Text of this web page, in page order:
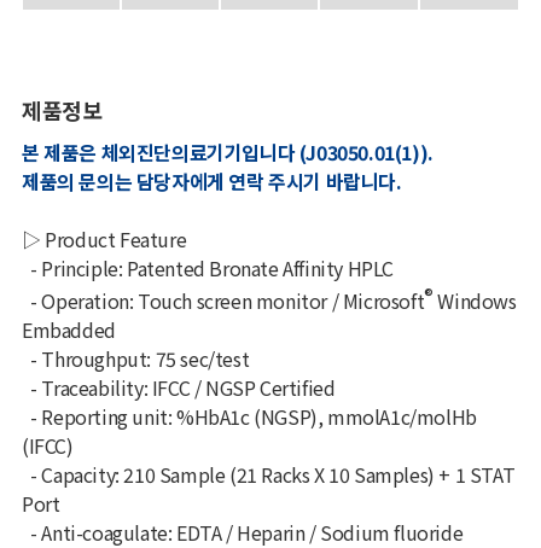
제품정보
본 제품은 체외진단의료기기입니다 (J03050.01(1)).
제품의 문의는 담당자에게 연락 주시기 바랍니다.
▷ Product Feature
- Principle: Patented Bronate Affinity HPLC
- Operation: Touch screen monitor / Microsoft® Windows
Embadded
- Throughput: 75 sec/test
- Traceability: IFCC / NGSP Certified
- Reporting unit: %HbA1c (NGSP), mmolA1c/molHb
(IFCC)
- Capacity: 210 Sample (21 Racks X 10 Samples) + 1 STAT
Port
- Anti-coagulate: EDTA / Heparin / Sodium fluoride